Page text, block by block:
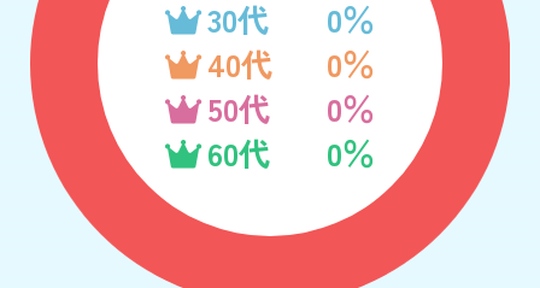
30代
0％
40代
0％
50代
0％
60代
0％